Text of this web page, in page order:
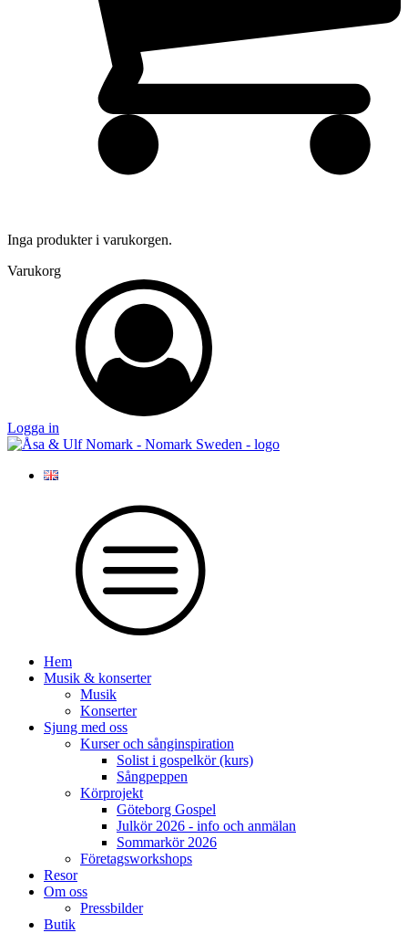
Inga produkter i varukorgen.
Varukorg
Logga in
Hem
Musik & konserter
Musik
Konserter
Sjung med oss
Kurser och sånginspiration
Solist i gospelkör (kurs)
Sångpeppen
Körprojekt
Göteborg Gospel
Julkör 2026 - info och anmälan
Sommarkör 2026
Företagsworkshops
Resor
Om oss
Pressbilder
Butik